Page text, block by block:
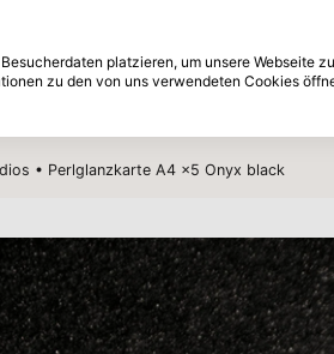
• Perlglanzkarte A4 x5 Onyx black
platzieren, um unsere Webseite
zu den von uns verwendeten Cookies